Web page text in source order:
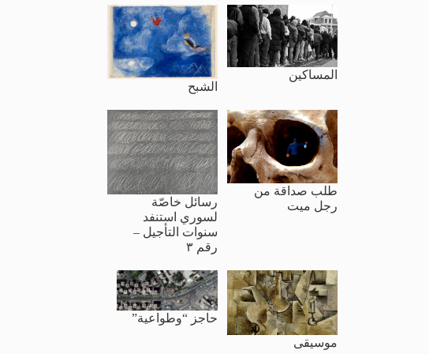
المساكين
الشبح
طلب صداقة من
رجل ميت
رسائل خاصّة
لسوري استنفد
سنوات التأجيل –
رقم ٣
موسيقى
حاجز “وطواعية”